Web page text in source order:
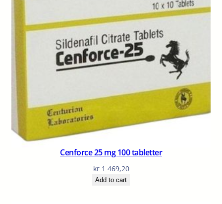
Cenforce 25 mg 100 tabletter
kr1 469,20
Add to cart